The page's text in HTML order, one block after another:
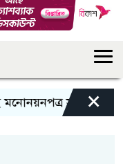
সংগ্রহ ×